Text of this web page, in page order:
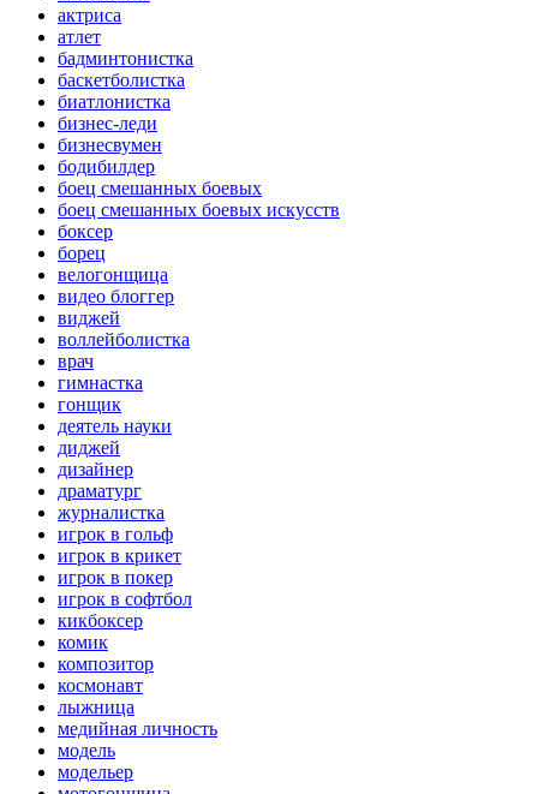
актриса
атлет
бадминтонистка
баскетболистка
биатлонистка
бизнес-леди
бизнесвумен
бодибилдер
боец смешанных боевых
боец смешанных боевых искусств
боксер
борец
велогонщица
видео блоггер
виджей
воллейболистка
врач
гимнастка
гонщик
деятель науки
диджей
дизайнер
драматург
журналистка
игрок в гольф
игрок в крикет
игрок в покер
игрок в софтбол
кикбоксер
комик
композитор
космонавт
лыжница
медийная личность
модель
модельер